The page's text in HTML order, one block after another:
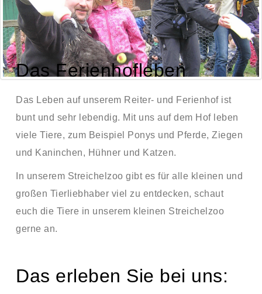
Das Ferienhofleben
Das Leben auf unserem Reiter- und Ferienhof ist
bunt und sehr lebendig. Mit uns auf dem Hof leben
viele Tiere, zum Beispiel Ponys und Pferde, Ziegen
und Kaninchen, Hühner und Katzen.
In unserem Streichelzoo gibt es für alle kleinen und
großen Tierliebhaber viel zu entdecken, schaut
euch die Tiere in unserem kleinen Streichelzoo
gerne an.
Das erleben Sie bei uns: